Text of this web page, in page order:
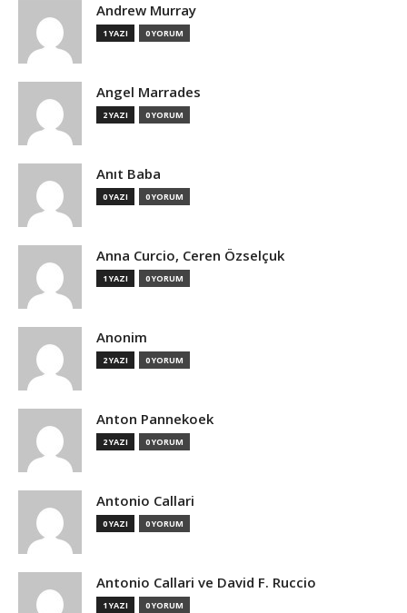
Andrew Murray
1 YAZI 0 YORUM
Angel Marrades
2 YAZI 0 YORUM
Anıt Baba
0 YAZI 0 YORUM
Anna Curcio, Ceren Özselçuk
1 YAZI 0 YORUM
Anonim
2 YAZI 0 YORUM
Anton Pannekoek
2 YAZI 0 YORUM
Antonio Callari
0 YAZI 0 YORUM
Antonio Callari ve David F. Ruccio
1 YAZI 0 YORUM